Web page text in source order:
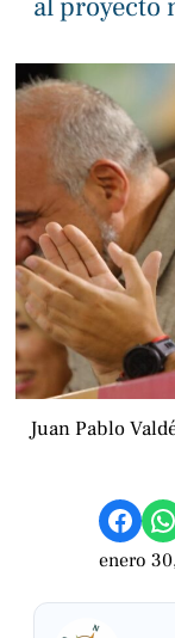
al proyecto
Juan Pablo
Compartir en Facebook Compartir en WhatsApp
enero